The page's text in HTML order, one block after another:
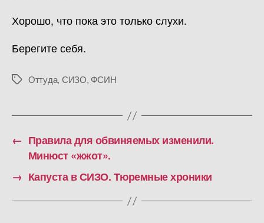
Хорошо, что пока это только слухи.
Берегите себя.
МеткиОттуда, СИЗО, ФСИН
← Правила для обвиняемых изменили.
Минюст «жжот».
→ Капуста в СИЗО. Тюремные хроники